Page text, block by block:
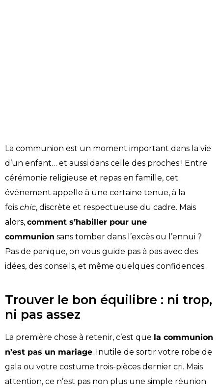
La communion est un moment important dans la vie
d’un enfant… et aussi dans celle des proches ! Entre
cérémonie religieuse et repas en famille, cet
événement appelle à une certaine tenue, à la
fois chic, discrète et respectueuse du cadre. Mais
alors, comment s’habiller pour une
communion sans tomber dans l’excès ou l’ennui ?
Pas de panique, on vous guide pas à pas avec des
idées, des conseils, et même quelques confidences.
Trouver le bon équilibre : ni trop,
ni pas assez
La première chose à retenir, c’est que la communion
n’est pas un mariage. Inutile de sortir votre robe de
gala ou votre costume trois-pièces dernier cri. Mais
attention, ce n’est pas non plus une simple réunion